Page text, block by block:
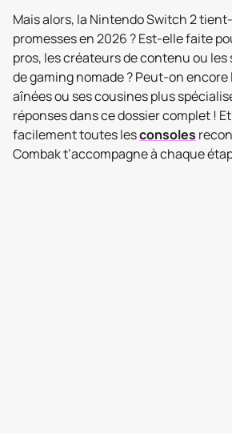
Mais alors, la Nintendo Switch 2
promesses en 2026 ? Est-elle faite
pros, les créateurs de contenu ou
de gaming nomade ? Peut-on encore
aînées ou ses cousines plus
réponses dans ce dossier complet !
facilement toutes lesconsoles
Combak t’accompagne à chaque